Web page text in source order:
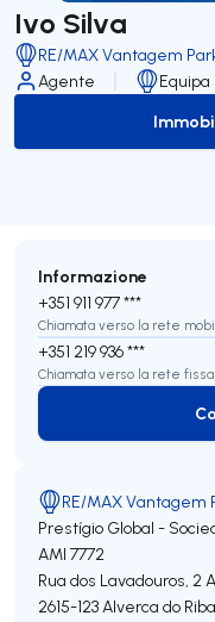
Ivo Silva
RE/MAX Vantagem
Agente
Equipa
Informazione
+351 911 977 ***
Chiamata verso la rete
+351 219 936 ***
Chiamata verso la rete
RE/MAX Vantagem
Prestígio Global -
AMI 7772
Rua dos Lavadouros, 2 A
2615-123Alverca do